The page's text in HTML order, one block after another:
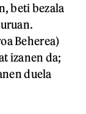
beti bezala
Beherea)
izanen da;
duela